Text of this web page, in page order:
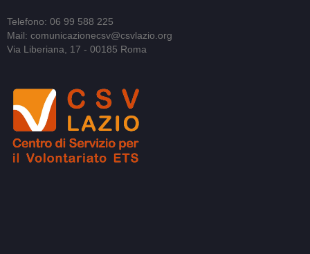
Telefono: 06 99 588 225
Mail: comunicazionecsv@csvlazio.org
Via Liberiana, 17 - 00185 Roma